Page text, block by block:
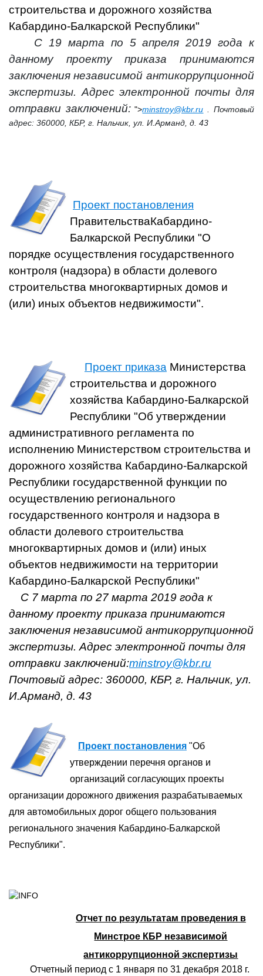
строительства и дорожного хозяйства
Кабардино-Балкарской Республики"
С 19 марта по 5 апреля 2019 года к
данному проекту приказа принимаются
заключения независимой антикоррупционной
экспертизы. Адрес электронной почты для
отправки заключений: ">minstroy@kbr.ru
. Почтовый
адрес: 360000, КБР, г. Нальчик, ул. И.Арманд, д. 43
Проект постановления
ПравительстваКабардино-
Балкарской Республики "О
порядке осуществления государственного
контроля (надзора) в области долевого
строительства многоквартирных домов и
(или) иных объектов недвижимости".
Проект приказа Министерства
строительства и дорожного
хозяйства Кабардино-Балкарской
Республики "Об утверждении
административного регламента по
исполнению Министерством строительства и
дорожного хозяйства Кабардино-Балкарской
Республики государственной функции по
осуществлению регионального
государственного контроля и надзора в
области долевого строительства
многоквартирных домов и (или) иных
объектов недвижимости на территории
Кабардино-Балкарской Республики"
С 7 марта по 27 марта 2019 года к
данному проекту приказа принимаются
заключения независимой антикоррупционной
экспертизы. Адрес электронной почты для
отправки заключений:minstroy@kbr.ru
Почтовый адрес: 360000, КБР, г. Нальчик, ул.
И.Арманд, д. 43
Проект постановления "Об
утверждении перечня органов и
организаций согласующих проекты
организации дорожного движения разрабатываемых
для автомобильных дорог общего пользования
регионального значения Кабардино-Балкарской
Республики".
Отчет по результатам проведения в
Минстрое КБР независимой
антикоррупционной экспертизы
Отчетный период с 1 января по 31 декабря 2018 г.